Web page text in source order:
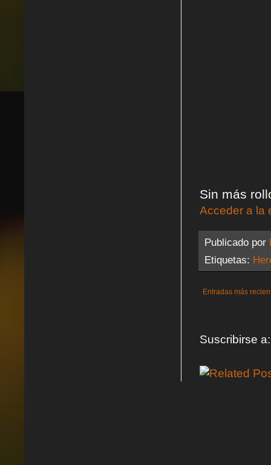
Sin más
Acceder a la
Publicado por
Etiquetas:
Entradas más
Suscribirse